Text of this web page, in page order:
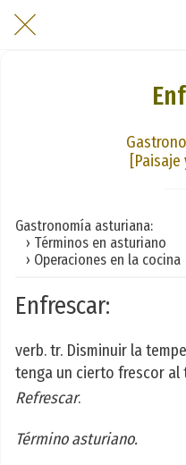
[Paisaje
Gastronomía asturiana:
› Términos en asturiano
› Operaciones en la cocina
Enfrescar:
verb. tr. Disminuir la
tenga un cierto frescor al
Refrescar.
Término asturiano.